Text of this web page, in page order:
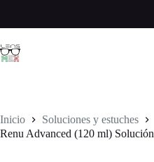
contenido
Inicio
Soluciones y estuches
Renu Advanced (120 ml) Solución